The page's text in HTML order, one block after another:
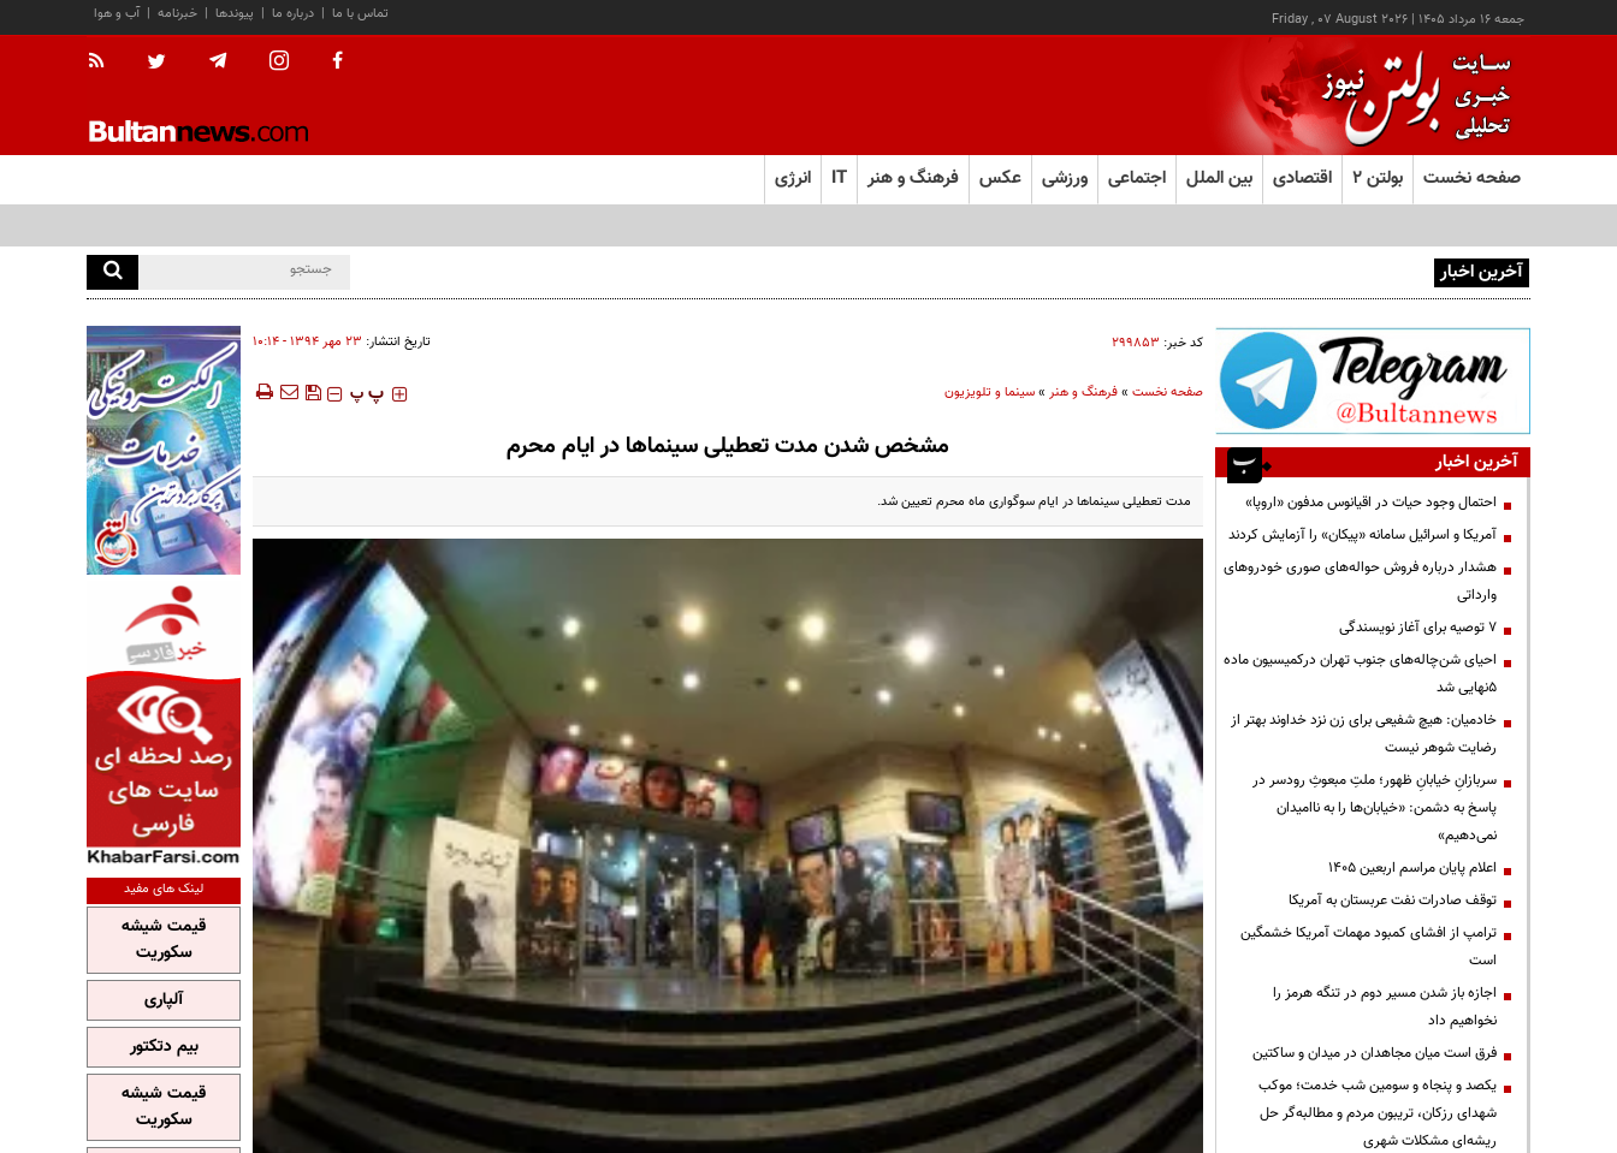
جمعه ۱۶ مرداد ۱۴۰۵ |
Friday , 07 August 2026 آب و هوا | خبرنامه | پیوندها | درباره ما | تماس با ما
صفحه نخست بولتن ۲ اقتصادی بین الملل اجتماعی ورزشی عکس فرهنگ و هنر IT انرژی
آخرین اخبار
کد خبر: ۲۹۹۸۵۳ تاریخ انتشار: ۲۳ مهر ۱۳۹۴ - ۱۰:۱۴
صفحه نخست»فرهنگ و هنر»سینما و تلویزیون ‍‍‍ پ پ
مشخص شدن مدت تعطیلی سینما‌ها در ایام محرم
مدت تعطیلی سینما‌ها در ایام سوگواری ماه محرم تعیین شد.
آخرین اخبار
احتمال وجود حیات در اقیانوس مدفون «اروپا»
آمریکا و اسرائیل سامانه «پیکان» را آزمایش کردند
هشدار درباره فروش حواله‌های صوری خودروهای
وارداتی
۷ توصیه برای آغاز نویسندگی
احیای شن‌چاله‌های جنوب تهران درکمیسیون ماده
۵نهایی شد
خادمیان: هیچ شفیعی برای زن نزد خداوند بهتر از
رضایت شوهر نیست
سربازانِ خیابانِ ظهور؛ ملتِ مبعوثِ رودسر در
پاسخ به دشمن: «خیابان‌ها را به ناامیدان
نمی‌دهیم»
اعلام پایان مراسم اربعین ۱۴۰۵
توقف صادرات نفت عربستان به آمریکا
ترامپ از افشای کمبود مهمات آمریکا خشمگین
است
اجازه باز شدن مسیر دوم در تنگه هرمز را
نخواهیم داد
فرق است میان مجاهدان در میدان و ساکتین
یکصد و پنجاه و سومین شب خدمت؛ موکب
شهدای رزکان، تریبون مردم و مطالبه‌گر حل
ریشه‌ای مشکلات شهری
لینک های مفید
قیمت شیشه
سکوریت
آلپاری
بیم دتکتور
قیمت شیشه
سکوریت